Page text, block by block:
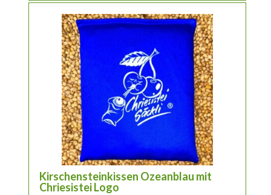
Kirschensteinkissen Ozeanblau mit
Chriesistei Logo